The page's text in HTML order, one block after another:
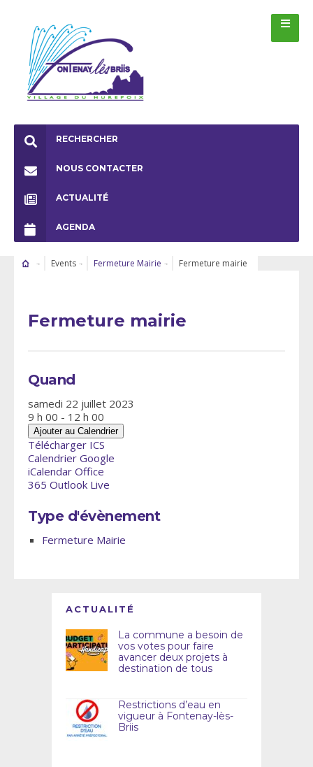
RECHERCHER
NOUS CONTACTER
ACTUALITÉ
AGENDA
Events Fermeture Mairie Fermeture mairie
Fermeture mairie
Quand
samedi 22 juillet 2023
9 h 00 - 12 h 00
Ajouter au Calendrier
Télécharger ICS
Calendrier Google
iCalendar Office
365 Outlook Live
Type d'évènement
Fermeture Mairie
ACTUALITÉ
La commune a besoin de
vos votes pour faire
avancer deux projets à
destination de tous
Restrictions d’eau en
vigueur à Fontenay-lès-
Briis